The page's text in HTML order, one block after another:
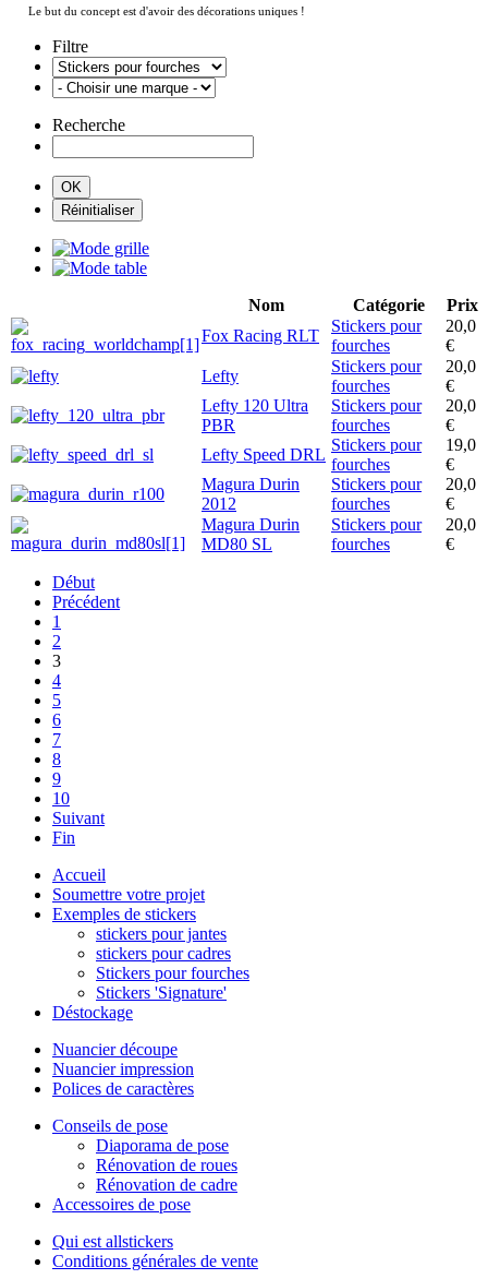
Le but du concept est d'avoir des décorations uniques !
Filtre
Recherche
Nom Catégorie
Prix
Fox Racing RLT
Stickers pour
fourches
20,0
€
Lefty
Stickers pour
fourches
20,0
€
Lefty 120 Ultra
PBR
Stickers pour
fourches
20,0
€
Lefty Speed DRL
Stickers pour
fourches
19,0
€
Magura Durin
2012
Stickers pour
fourches
20,0
€
Magura Durin
MD80 SL
Stickers pour
fourches
20,0
€
Début
Précédent
1
2
3
4
5
6
7
8
9
10
Suivant
Fin
Accueil
Soumettre votre projet
Exemples de stickers
stickers pour jantes
stickers pour cadres
Stickers pour fourches
Stickers 'Signature'
Déstockage
Nuancier découpe
Nuancier impression
Polices de caractères
Conseils de pose
Diaporama de pose
Rénovation de roues
Rénovation de cadre
Accessoires de pose
Qui est allstickers
Conditions générales de vente